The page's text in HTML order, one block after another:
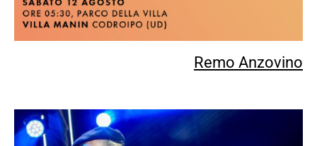
Remo Anzovino